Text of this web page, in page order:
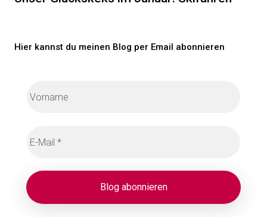
Hier kannst du meinen Blog per Email abonnieren